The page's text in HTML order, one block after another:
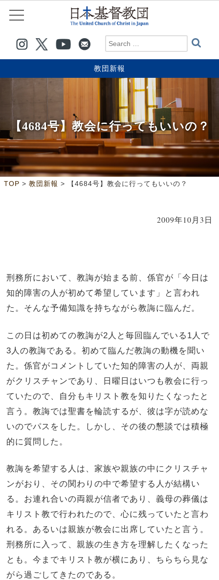
教団新報
【4684号】教会に行ってもいいの？
TOP > 教団新報 > 【4684号】教会に行ってもいいの？
2009年10月3日
刑務所において、教誨が始まる前、係官が「今日は
知的障害の人が初めて希望しています」と言われ
た。そんな予備知識を持ちながら教誨に臨んだ。
この日は初めての教誨が2 人と毎回臨んでいる 1 人で
3 人の教誨である。初めて臨んだ教誨の動機を聞い
た。係官がコメントしていた知的障害の人が、両親
がクリスチャンであり、日曜日はいつも教会に行っ
ていたので、自分もキリスト教を知りたくなったと
言う。教誨では聖書を輪読するが、彼は字が読めな
いのでパスをした。しかし、その後の懇談では積極
的に質問した。
教誨を希望する人は、家族や親族の中にクリスチャ
ンがおり、その関わりの中で希望する人が結構い
る。お連れ合いの両親が信者であり、義母の葬儀は
キリスト教で行われたので、心に残っていたと言わ
れる。あるいは親族が教会に出席していたと言う。
刑務所に入って、親族の生き方を理解したくなった
とも。今までキリスト教が横にあり、ちらちら見な
がら過ごしてきたのである。